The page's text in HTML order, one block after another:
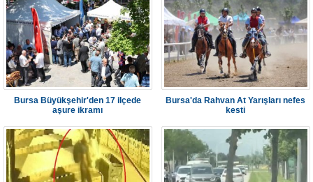
Bursa Büyükşehir'den 17 ilçede
aşure ikramı
Bursa'da Rahvan At Yarışları nefes
kesti